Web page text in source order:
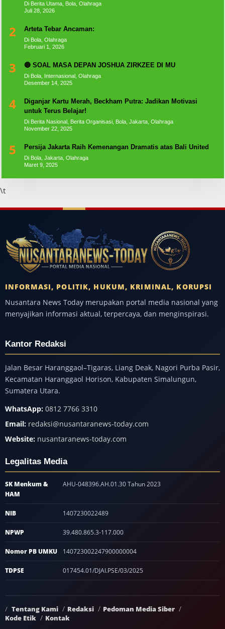
Di Berita Utama, Bola, Olahraga
Juli 28, 2026
2 Arteta Tebar Ancaman:
Di Bola, Olahraga
Februari 1, 2026
3 🔴 SOAL MASA DEPAN JOSHUA ZIRKZEE DI MU
Di Bola, Internasional, Olahraga
Desember 14, 2025
4
Diganjar Kartu Merah, Beckham Putra: Jadikan Motivasi
untuk Terus Belajar!
Di Berita Nasional, Berita Organisasi, Bola, Jakarta, Olahraga
November 22, 2025
5 Persija Jakarta Raih Kemenangan Dramatis atas Bali United
Di Bola, Jakarta, Olahraga
Maret 9, 2025
\t
INFORMASI, POLITIK, HUKUM, KRIMINAL, KORUPSI
Nusantara News Today merupakan portal media nasional yang
menyajikan informasi aktual, terpercaya, dan menginspirasi.
Kantor Redaksi
Jalan Besar Haranggaol–Tigaras, Liang Deak, Nagori Purba Pasir,
Kecamatan Haranggaol Horison, Kabupaten Simalungun,
Sumatera Utara.
WhatsApp: 0812 7766 3310
Email: redaksi@nusantaranews-today.com
Website: nusantaranews-today.com
Legalitas Media
SK Menkum &
HAM
AHU-048396.AH.01.30 Tahun 2023
NIB 1407230022489
NPWP 39.480.865.3-117.000
Nomor PB UMKU 140723002247900000004
TDPSE 017454.01/DJAI.PSE/03/2025
Tentang Kami Redaksi
Pedoman Media Siber
Kode Etik
Kontak